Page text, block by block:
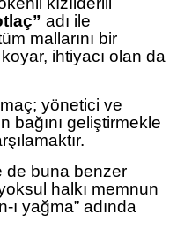
adı ile
mallarını bir
ihtiyacı olan da
yönetici ve
bağını geliştirmekle
de buna benzer
halkı memnun
ı yağma” adında